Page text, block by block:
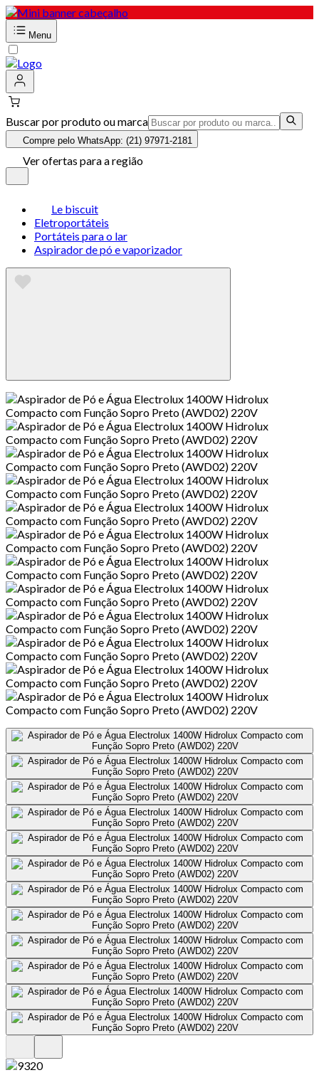
Menu
Buscar por produto ou marca
Compre pelo WhatsApp: (21) 97971-2181
Ver ofertas para a região
Le biscuit
Eletroportáteis
Portáteis para o lar
Aspirador de pó e vaporizador